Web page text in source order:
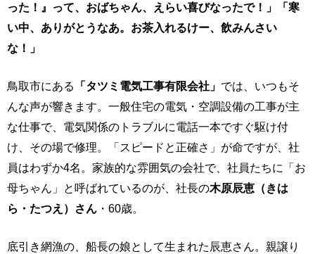
った！』って、おばちゃん、えらい喜びなったで！」「寒
い中、ありがとうなあ。お茶入れるけー、飲みんさい
な！」
鳥取市にある 「タツミ電気工事有限会社」 では、いつもそ
んな声が響きます。一般住宅の電気・空調設備の工事が主
な仕事で、電気関係のトラブルに電話一本ですぐ駆け付
け、その場で修理。「スピードと正確さ」が命ですが、社
員はわずか4名。家族的な雰囲気の会社で、社員たちに「お
母ちゃん」と呼ばれているのが、社長の木原辰恵（きは
ら・たつえ）さん ・60歳。
底引き網漁の、船長の娘として生まれた辰恵さん。親譲り